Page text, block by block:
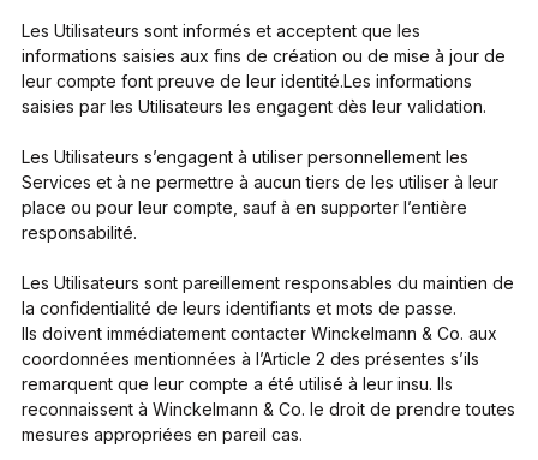
Les Utilisateurs sont informés et acceptent que les
informations saisies aux fins de création ou de mise à jour de
leur compte font preuve de leur identité.Les informations
saisies par les Utilisateurs les engagent dès leur validation.
Les Utilisateurs s’engagent à utiliser personnellement les
Services et à ne permettre à aucun tiers de les utiliser à leur
place ou pour leur compte, sauf à en supporter l’entière
responsabilité.
Les Utilisateurs sont pareillement responsables du maintien de
la confidentialité de leurs identifiants et mots de passe.
Ils doivent immédiatement contacter Winckelmann & Co. aux
coordonnées mentionnées à l’Article 2 des présentes s’ils
remarquent que leur compte a été utilisé à leur insu. Ils
reconnaissent à Winckelmann & Co. le droit de prendre toutes
mesures appropriées en pareil cas.